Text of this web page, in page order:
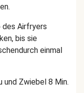
Airfryers
bis sie
einmal
und Zwiebel 8 Min.